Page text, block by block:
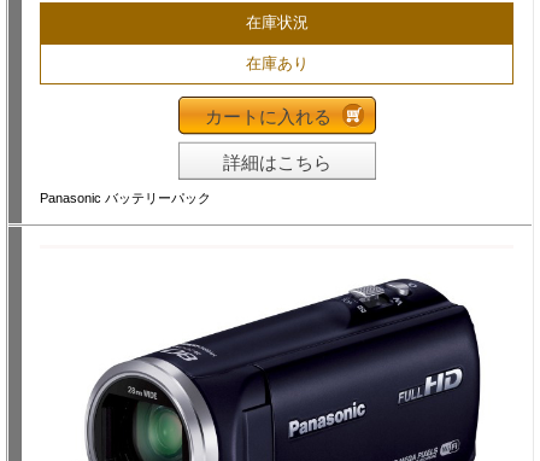
在庫状況
在庫あり
カートに入れる
詳細はこちら
Panasonic バッテリーパック